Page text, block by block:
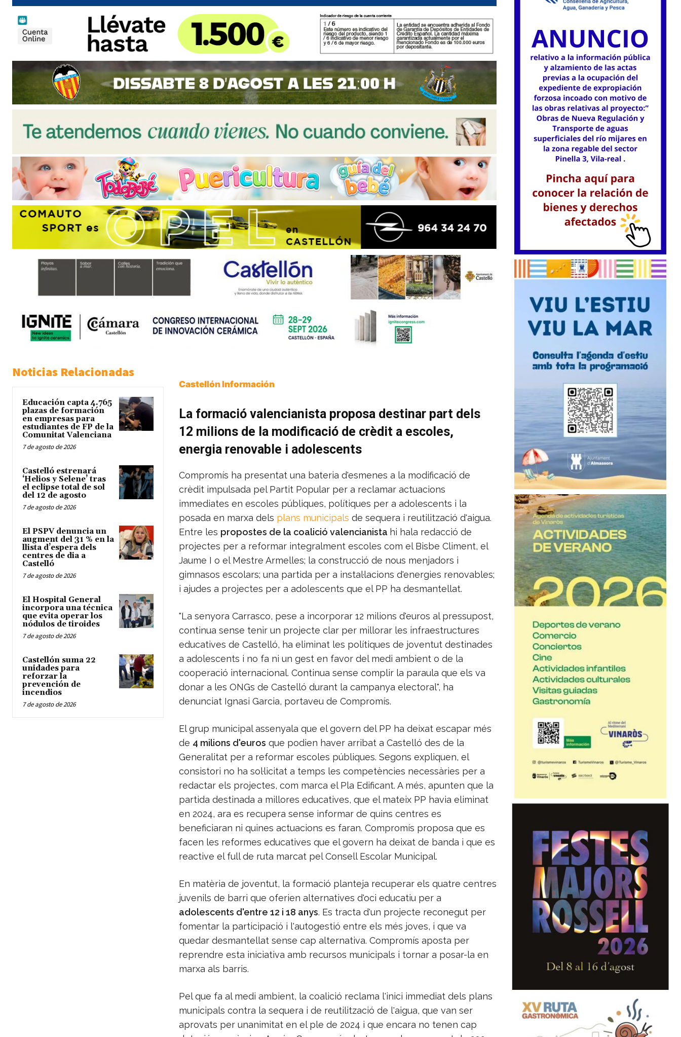
Noticias Relacionadas
Educación capta 4.765
plazas de formación
en empresas para
estudiantes de FP de la
Comunitat Valenciana
7 de agosto de 2026
Castelló estrenará
‘Helios y Selene’ tras
el eclipse total de sol
del 12 de agosto
7 de agosto de 2026
El PSPV denuncia un
augment del 31 % en la
llista d’espera dels
centres de dia a
Castelló
7 de agosto de 2026
El Hospital General
incorpora una técnica
que evita operar los
nódulos de tiroides
7 de agosto de 2026
Castellón suma 22
unidades para
reforzar la
prevención de
incendios
7 de agosto de 2026
Castellón Información
La formació valencianista proposa destinar part dels
12 milions de la modificació de crèdit a escoles,
energia renovable i adolescents
Compromís ha presentat una bateria d'esmenes a la modificació de
crèdit impulsada pel Partit Popular per a reclamar actuacions
immediates en escoles públiques, polítiques per a adolescents i la
posada en marxa dels plans municipals de sequera i reutilització d'aigua.
Entre les propostes de la coalició valencianista hi hala redacció de
projectes per a reformar integralment escoles com el Bisbe Climent, el
Jaume I o el Mestre Armelles; la construcció de nous menjadors i
gimnasos escolars; una partida per a instal·lacions d'energies renovables;
i ajudes a projectes per a adolescents que el PP ha desmantellat.
"La senyora Carrasco, pese a incorporar 12 milions d'euros al pressupost,
continua sense tenir un projecte clar per millorar les infraestructures
educatives de Castelló, ha eliminat les polítiques de joventut destinades
a adolescents i no fa ni un gest en favor del medi ambient o de la
cooperació internacional. Continua sense complir la paraula que els va
donar a les ONGs de Castelló durant la campanya electoral", ha
denunciat Ignasi Garcia, portaveu de Compromís.
El grup municipal assenyala que el govern del PP ha deixat escapar més
de 4 milions d'euros que podien haver arribat a Castelló des de la
Generalitat per a reformar escoles públiques. Segons expliquen, el
consistori no ha sol·licitat a temps les competències necessàries per a
redactar els projectes, com marca el Pla Edificant. A més, apunten que la
partida destinada a millores educatives, que el mateix PP havia eliminat
en 2024, ara es recupera sense informar de quins centres es
beneficiaran ni quines actuacions es faran. Compromís proposa que es
facen les reformes educatives que el govern ha deixat de banda i que es
reactive el full de ruta marcat pel Consell Escolar Municipal.
En matèria de joventut, la formació planteja recuperar els quatre centres
juvenils de barri que oferien alternatives d'oci educatiu per a
adolescents d'entre 12 i 18 anys. Es tracta d'un projecte reconegut per
fomentar la participació i l'autogestió entre els més joves, i que va
quedar desmantellat sense cap alternativa. Compromís aposta per
reprendre esta iniciativa amb recursos municipals i tornar a posar-la en
marxa als barris.
Pel que fa al medi ambient, la coalició reclama l'inici immediat dels plans
municipals contra la sequera i de reutilització de l'aigua, que van ser
aprovats per unanimitat en el ple de 2024 i que encara no tenen cap